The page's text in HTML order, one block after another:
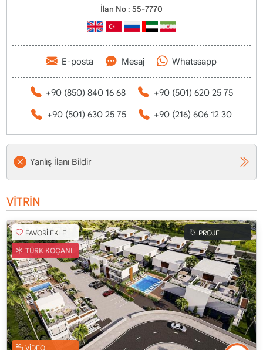
İlan No : 55-7770
E-posta Mesaj Whatssapp
+90 (850) 840 16 68 +90 (501) 620 25 75
+90 (501) 630 25 75 +90 (216) 606 12 30
Yanlış İlanı Bildir
VİTRİN
FAVORİ EKLE
TÜRK KOÇANI
PROJE
VİDEO